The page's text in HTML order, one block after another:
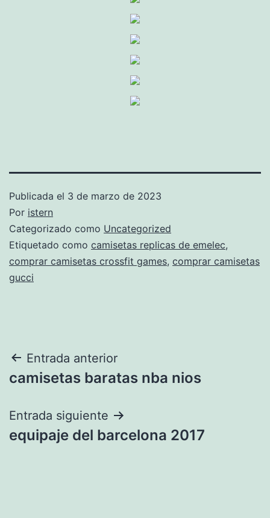
Publicada el 3 de marzo de 2023
Por istern
Categorizado como Uncategorized
Etiquetado como camisetas replicas de emelec,
comprar camisetas crossfit games, comprar camisetas
gucci
Navegación
de
entradas
Entrada anterior
camisetas baratas nba nios
Entrada siguiente
equipaje del barcelona 2017